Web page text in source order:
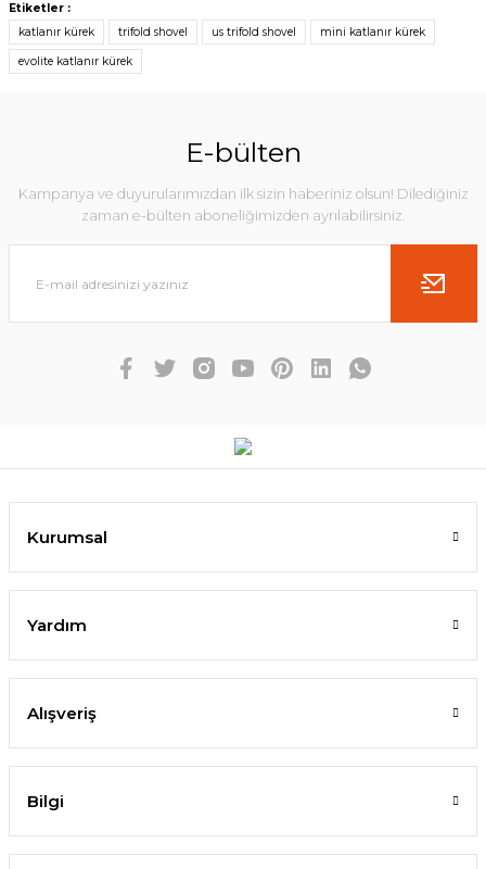
Etiketler :
katlanır kürek
trifold shovel us trifold shovel mini katlanır kürek
evolite katlanır kürek
E-bülten
Kampanya ve duyurularımızdan ilk sizin haberiniz olsun! Dilediğiniz
zaman e-bülten aboneliğimizden ayrılabilirsiniz.
Kurumsal
Yardım
Alışveriş
Bilgi